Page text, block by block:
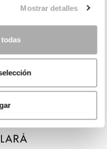
Mostrar detalles